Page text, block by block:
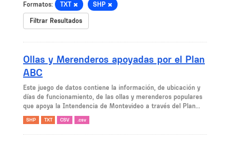
Formatos: TXT SHP
Filtrar Resultados
Ollas y Merenderos apoyadas por el Plan
ABC
Este juego de datos contiene la información, de ubicación y
días de funcionamiento, de las ollas y merenderos populares
que apoya la Intendencia de Montevideo a través del Plan...
SHP TXT CSV .csv